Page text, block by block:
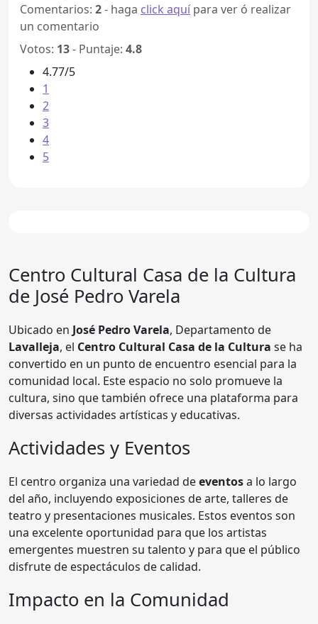
Comentarios: 2- haga click aquí para ver ó realizar
un comentario
Votos: 13- Puntaje: 4.8
4.77/5
1
2
3
4
5
Centro Cultural Casa de la Cultura
de José Pedro Varela
Ubicado en José Pedro Varela, Departamento de
Lavalleja, el Centro Cultural Casa de la Cultura se ha
convertido en un punto de encuentro esencial para la
comunidad local. Este espacio no solo promueve la
cultura, sino que también ofrece una plataforma para
diversas actividades artísticas y educativas.
Actividades y Eventos
El centro organiza una variedad deeventosa lo largo
del año, incluyendo exposiciones de arte, talleres de
teatro y presentaciones musicales. Estos eventos son
una excelente oportunidad para que los artistas
emergentes muestren su talento y para que el público
disfrute de espectáculos de calidad.
Impacto en la Comunidad